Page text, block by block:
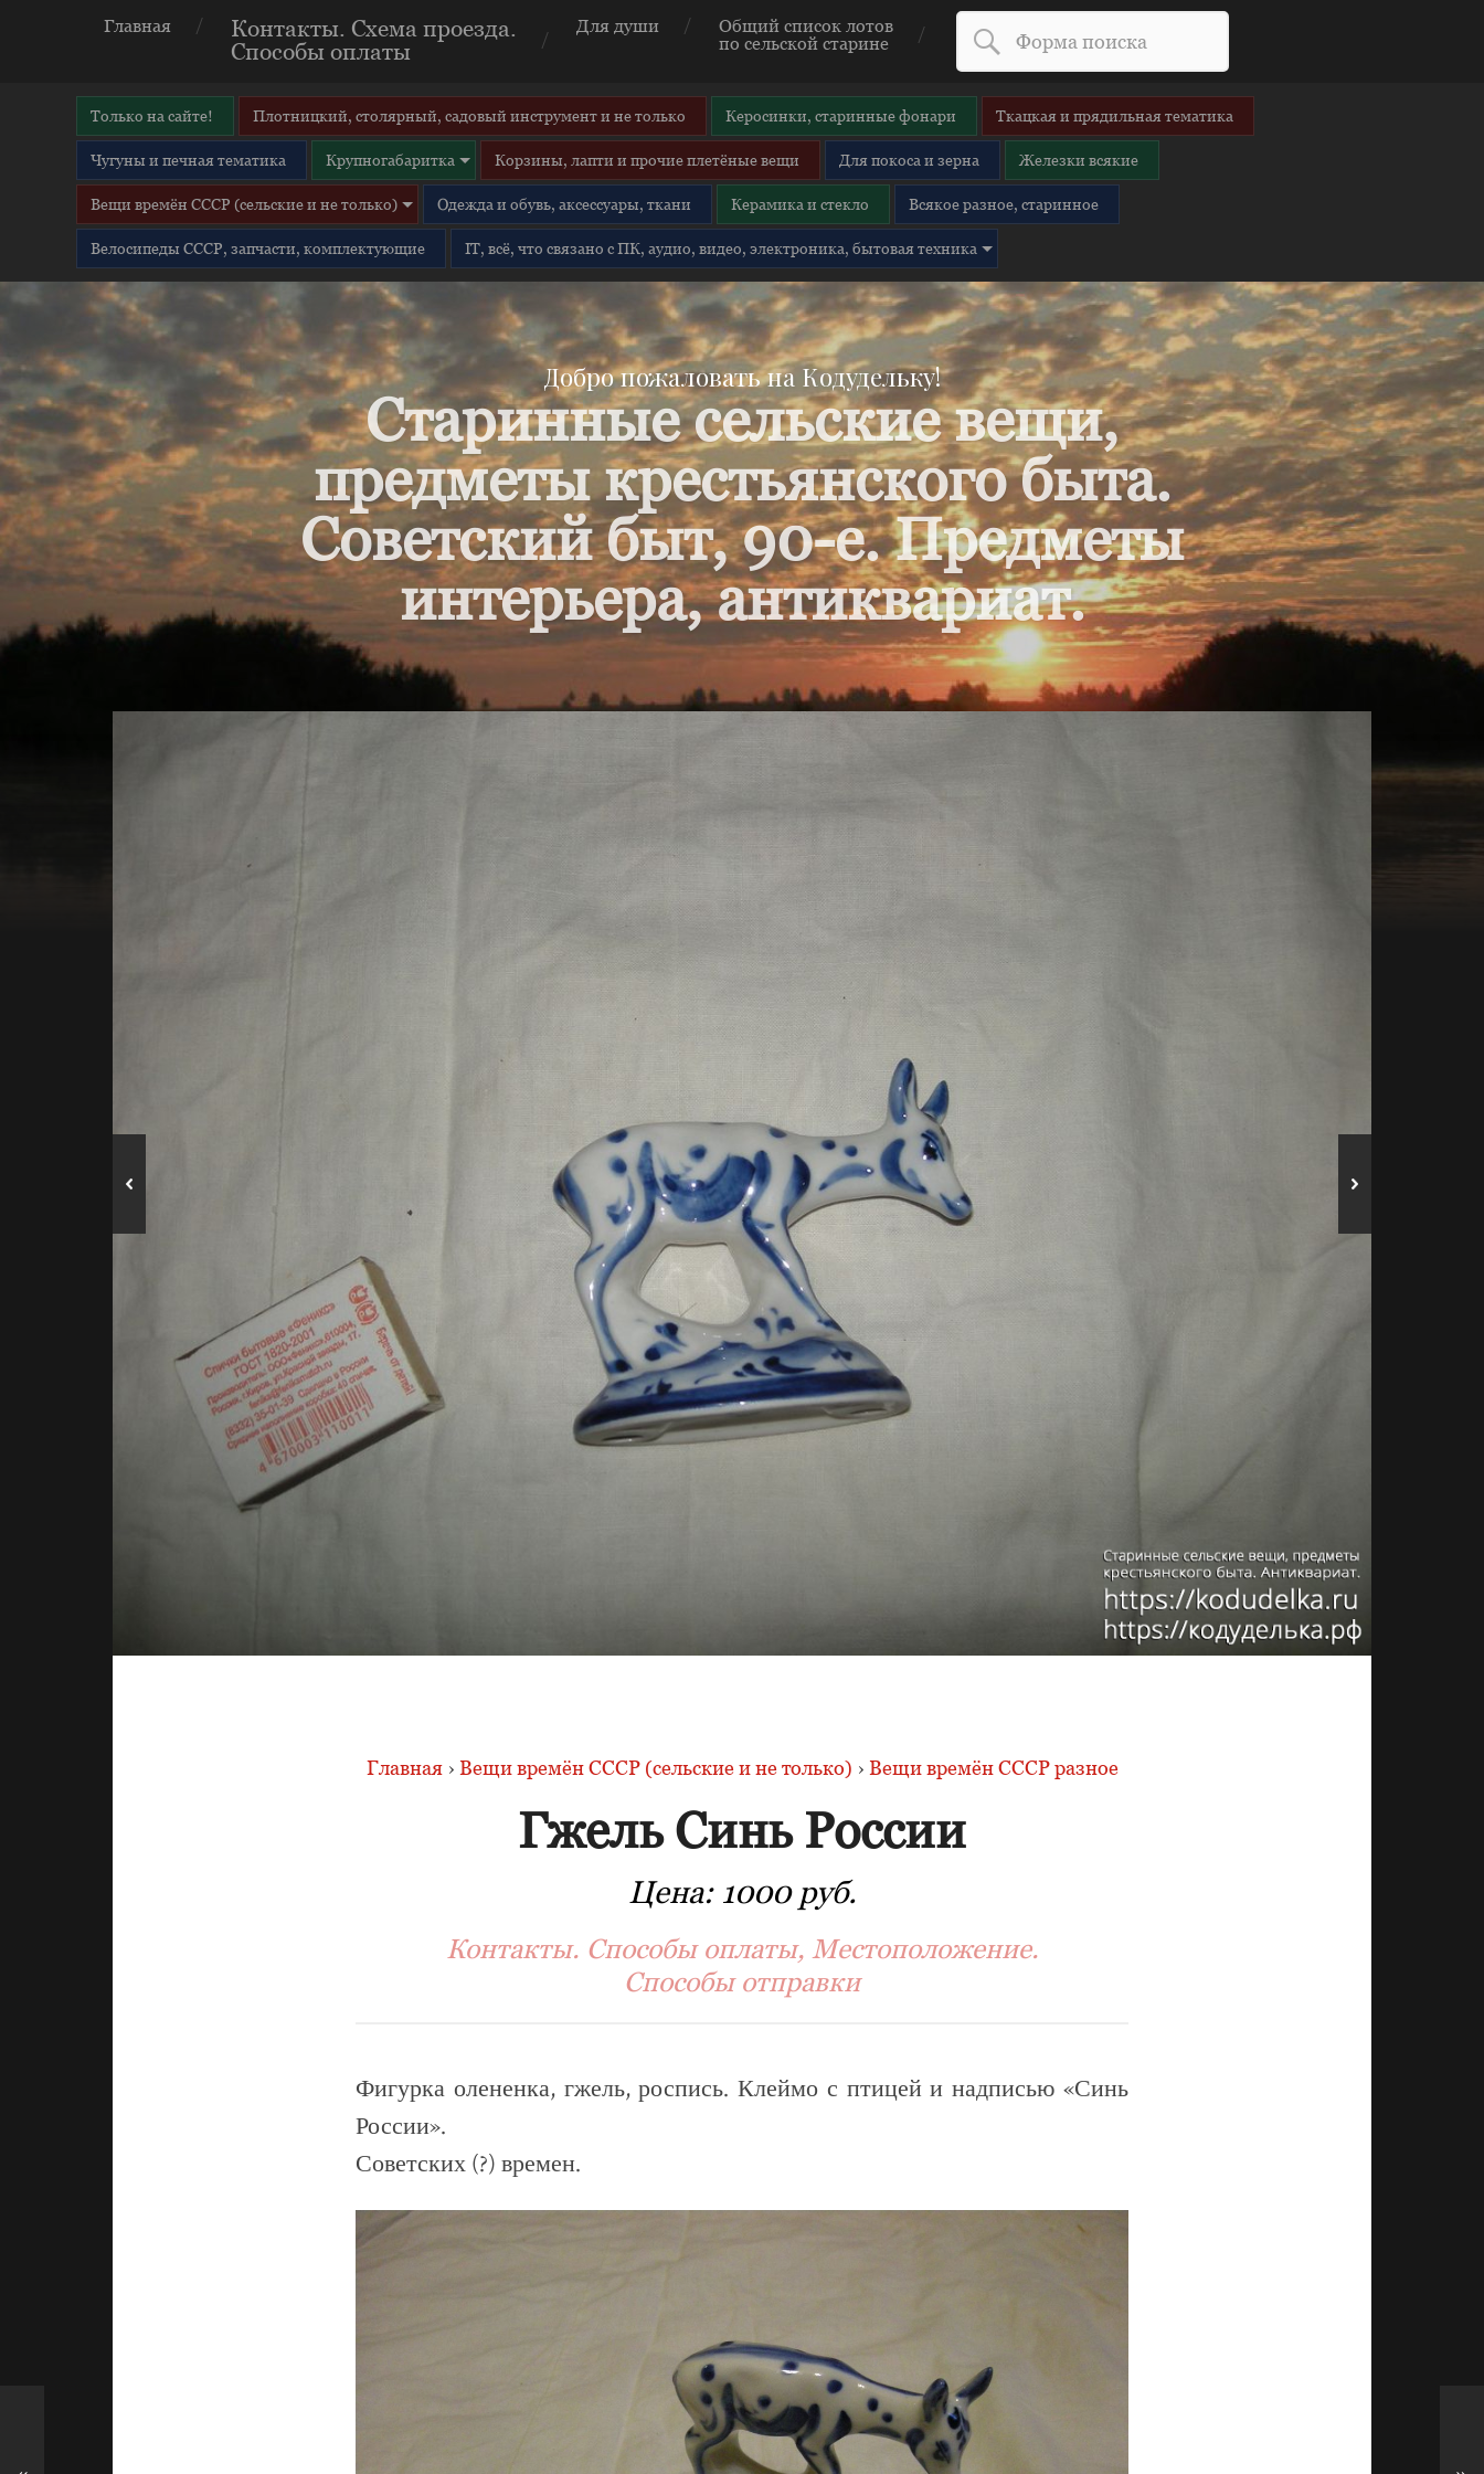
Главная
Контакты. Схема проезда.
Способы оплаты
Для души
Общий список лотов
по сельской старине
Только на сайте! Плотницкий, столярный, садовый инструмент и не только Керосинки, старинные фонари Ткацкая и прядильная тематика
Чугуны и печная тематика Крупногабаритка Корзины, лапти и прочие плетёные вещи Для покоса и зерна Железки всякие
Вещи времён СССР (сельские и не только) Одежда и обувь, аксессуары, ткани Керамика и стекло Всякое разное, старинное
Велосипеды СССР, запчасти, комплектующие IT, всё, что связано с ПК, аудио, видео, электроника, бытовая техника
Добро пожаловать на Кодудельку!
Старинные сельские вещи,
предметы крестьянского быта.
Советский быт, 90-е. Предметы
интерьера, антиквариат.
Главная › Вещи времён СССР (сельские и не только) › Вещи времён СССР разное
Гжель Синь России
Цена: 1000 руб.
Контакты. Способы оплаты, Местоположение.
Способы отправки
Фигурка олененка, гжель, роспись. Клеймо с птицей и надписью «Синь
России».
Советских (?) времен.